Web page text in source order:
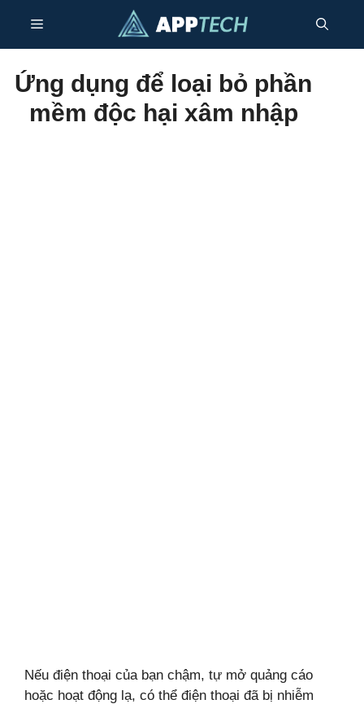
nội
dung
Thực
Ứng dụng để loại bỏ phần
mềm độc hại xâm nhập
Nếu điện thoại của bạn chậm, tự mở quảng cáo
hoặc hoạt động lạ, có thể điện thoại đã bị nhiễm